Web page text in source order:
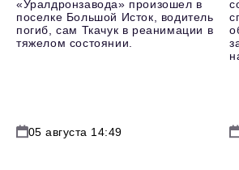
«Уралдронзавода» произошел в
поселке Большой Исток, водитель
погиб, сам Ткачук в реанимации в
тяжелом состоянии.
05 августа 14:49